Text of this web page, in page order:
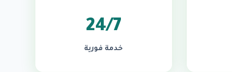
24/7
خدمة فورية